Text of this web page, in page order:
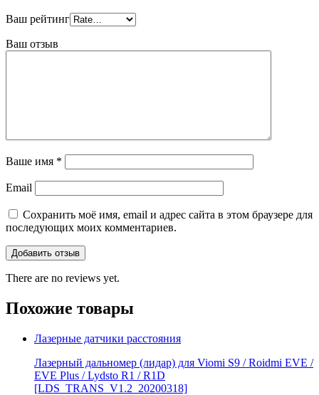
Ваш рейтинг
Ваш отзыв
Ваше имя *
Email
Сохранить моё имя, email и адрес сайта в этом браузере для
последующих моих комментариев.
There are no reviews yet.
Похожие товары
Лазерные датчики расстояния
Лазерный дальномер (лидар) для Viomi S9 / Roidmi EVE /
EVE Plus / Lydsto R1 / R1D
[LDS_TRANS_V1.2_20200318]